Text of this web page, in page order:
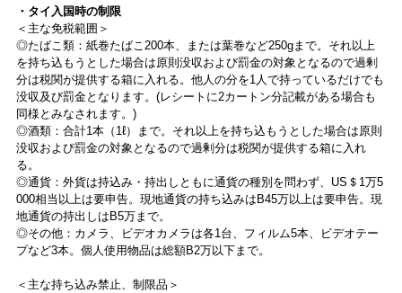
・タイ入国時の制限
＜主な免税範囲＞
◎たばこ類：紙巻たばこ200本、または葉巻など250gまで。それ以上
を持ち込もうとした場合は原則没収および罰金の対象となるので過剰
分は税関が提供する箱に入れる。他人の分を1人で持っているだけでも
没収及び罰金となります。(レシートに2カートン分記載がある場合も
同様とみなされます。)
◎酒類：合計1本（1ℓ）まで。それ以上を持ち込もうとした場合は原則
没収および罰金の対象となるので過剰分は税関が提供する箱に入れ
る。
◎通貨：外貨は持込み・持出しともに通貨の種別を問わず、US＄1万5
000相当以上は要申告。現地通貨の持ち込みはB45万以上は要申告。現
地通貨の持出しはB5万まで。
◎その他：カメラ、ビデオカメラは各1台、フィルム5本、ビデオテー
プなど3本。個人使用物品は総額B2万以下まで。
＜主な持ち込み禁止、制限品＞